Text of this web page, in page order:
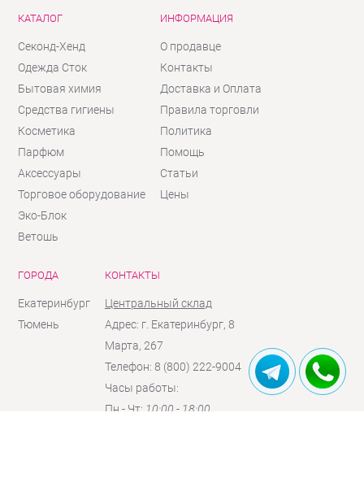
КАТАЛОГ
Секонд-Хенд
Одежда Сток
Бытовая химия
Средства гигиены
Косметика
Парфюм
Аксессуары
Торговое оборудование
Эко-Блок
Ветошь
ИНФОРМАЦИЯ
О продавце
Контакты
Доставка и Оплата
Правила торговли
Политика
Помощь
Статьи
Цены
ГОРОДА
Екатеринбург
Тюмень
КОНТАКТЫ
Центральный склад
Адрес: г. Екатеринбург, 8
Марта, 267
Телефон: 8 (800) 222-9004
Часы работы:
Пн - Чт: 10:00 - 18:00